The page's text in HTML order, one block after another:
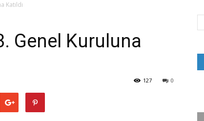
Katıldı
Genel Kuruluna
0
127